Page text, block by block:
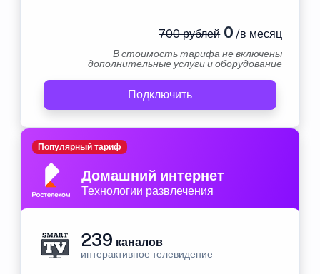
700 рублей0 /в месяц
В стоимость тарифа не включены
дополнительные услуги и оборудование
Подключить
Домашний интернет
Технологии развлечения
Популярный тариф
239 каналов
интерактивное телевидение